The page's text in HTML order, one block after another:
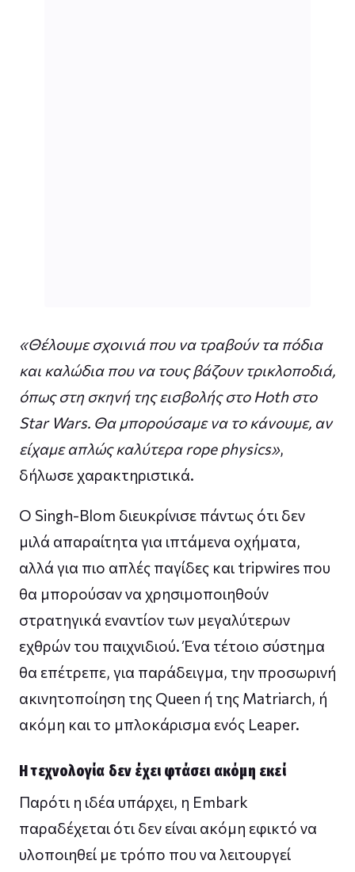
«Θέλουμε σχοινιά που να τραβούν τα πόδια
και καλώδια που να τους βάζουν τρικλοποδιά,
όπως στη σκηνή της εισβολής στο Hoth στο
Star Wars. Θα μπορούσαμε να το κάνουμε, αν
είχαμε απλώς καλύτερα rope physics»,
δήλωσε χαρακτηριστικά.
Ο Singh-Blom διευκρίνισε πάντως ότι δεν
μιλά απαραίτητα για ιπτάμενα οχήματα,
αλλά για πιο απλές παγίδες και tripwires που
θα μπορούσαν να χρησιμοποιηθούν
στρατηγικά εναντίον των μεγαλύτερων
εχθρών του παιχνιδιού. Ένα τέτοιο σύστημα
θα επέτρεπε, για παράδειγμα, την προσωρινή
ακινητοποίηση της Queen ή της Matriarch, ή
ακόμη και το μπλοκάρισμα ενός Leaper.
Η τεχνολογία δεν έχει φτάσει ακόμη εκεί
Παρότι η ιδέα υπάρχει, η Embark
παραδέχεται ότι δεν είναι ακόμη εφικτό να
υλοποιηθεί με τρόπο που να λειτουργεί